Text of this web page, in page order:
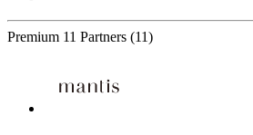
Premium 11 Partners (11)